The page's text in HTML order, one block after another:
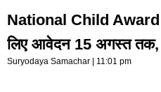
National Child Award
लिए आवेदन 15 अगस्त तक,
Suryodaya Samachar 11:01 pm